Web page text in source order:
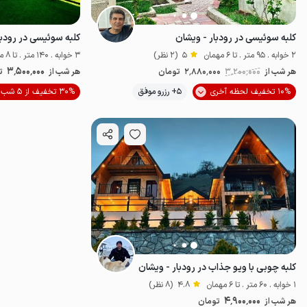
کلبه سوئیسی در رودبار - ویشان
2 خوابه . 95 متر . تا 6 مهمان 5 (2 نظر)
هر شب از 3٬200٬000 2٬880٬000 تومان
10% تخفیف لحظه آخری
5+ رزرو موفق خوش منظره
کلبه سوئیسی در
3 خوابه . 140 متر . تا 8 مهمان
هر شب از 3٬500٬000
30% تخفیف از 5 شب
کلبه چوبی با ویو جذاب در رودبار - ویشان
1 خوابه . 60 متر . تا 6 مهمان 4.8 (8 نظر)
هر شب از 4٬900٬000 تومان